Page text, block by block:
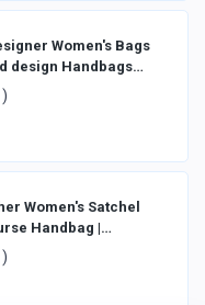
Women′s Bags
design Handbags
Women's Satchel
Handbag |